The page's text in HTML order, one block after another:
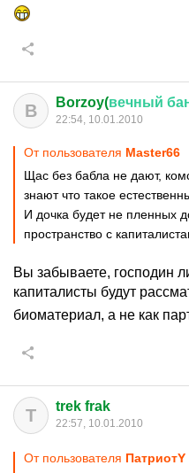
B Borzoy(вечный
22:54, 10.01.2010
От пользователя Master66
Щас без бабла не дают,
знают что такое
И дочка будет не пленных
пространство с
Вы забываете, господин
капиталисты будут
биоматериал, а не как
T trek frak
22:57, 10.01.2010
От пользователя ПатриотY